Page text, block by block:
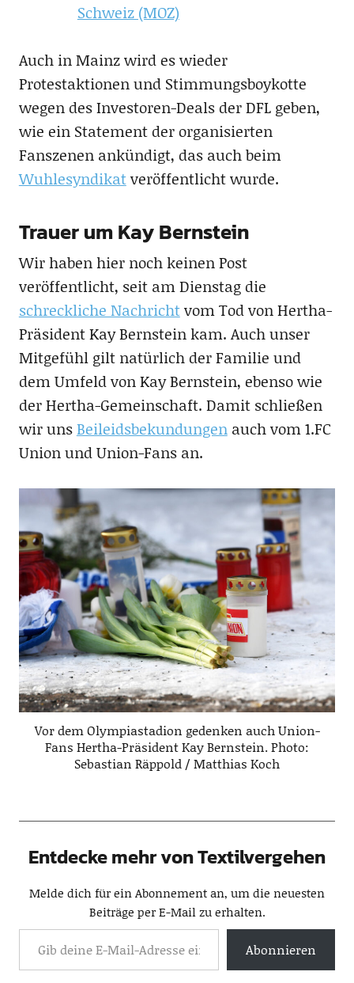
Schweiz (MOZ)
Auch in Mainz wird es wieder
Protestaktionen und Stimmungsboykotte
wegen des Investoren-Deals der DFL geben,
wie ein Statement der organisierten
Fanszenen ankündigt, das auch beim
Wuhlesyndikatveröffentlicht wurde.
Trauer um Kay Bernstein
Wir haben hier noch keinen Post
veröffentlicht, seit am Dienstag die
schreckliche Nachrichtvom Tod von Hertha-
Präsident Kay Bernstein kam. Auch unser
Mitgefühl gilt natürlich der Familie und
dem Umfeld von Kay Bernstein, ebenso wie
der Hertha-Gemeinschaft. Damit schließen
wir unsBeileidsbekundungenauch vom 1.FC
Union und Union-Fans an.
Vor dem Olympiastadion gedenken auch Union-
Fans Hertha-Präsident Kay Bernstein. Photo:
Sebastian Räppold / Matthias Koch
Entdecke mehr von Textilvergehen
Melde dich für ein Abonnement an, um die neuesten
Beiträge per E-Mail zu erhalten.
Abonnieren